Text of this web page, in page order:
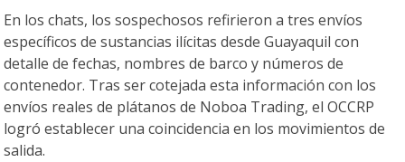
En los chats, los sospechosos refirieron a tres envíos
específicos de sustancias ilícitas desde Guayaquil con
detalle de fechas, nombres de barco y números de
contenedor. Tras ser cotejada esta información con los
envíos reales de plátanos de Noboa Trading, el OCCRP
logró establecer una coincidencia en los movimientos de
salida.